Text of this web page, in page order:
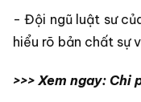
- Đội ngũ luật sư
hiểu rõ bản chất sự
>>> Xem ngay: Chi